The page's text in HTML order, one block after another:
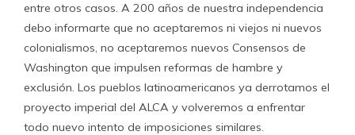
entre otros casos. A 200 años de nuestra independencia
debo informarte que no aceptaremos ni viejos ni nuevos
colonialismos, no aceptaremos nuevos Consensos de
Washington que impulsen reformas de hambre y
exclusión. Los pueblos latinoamericanos ya derrotamos el
proyecto imperial del ALCA y volveremos a enfrentar
todo nuevo intento de imposiciones similares.